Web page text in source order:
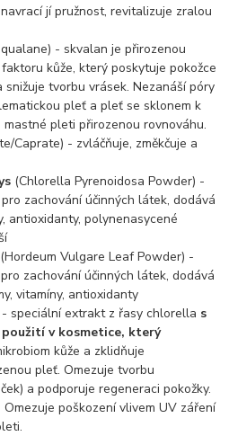
jí pružnost, revitalizuje zralou
- skvalan je přirozenou
kůže, který poskytuje pokožce
snižuje tvorbu vrásek. Nezanáší póry
pleť a pleť se sklonem k
pleti přirozenou rovnováhu.
Caprate) - zvláčňuje, změkčuje a
(Chlorella Pyrenoidosa Powder) -
zachování účinných látek, dodává
antioxidanty, polynenasycené
(Hordeum Vulgare Leaf Powder) -
zachování účinných látek, dodává
vitamíny, antioxidanty
- speciální extrakt z řasy chlorella s
v kosmetice, který
kůže a zklidňuje
pleť. Omezuje tvorbu
a podporuje regeneraci pokožky.
poškození vlivem UV záření